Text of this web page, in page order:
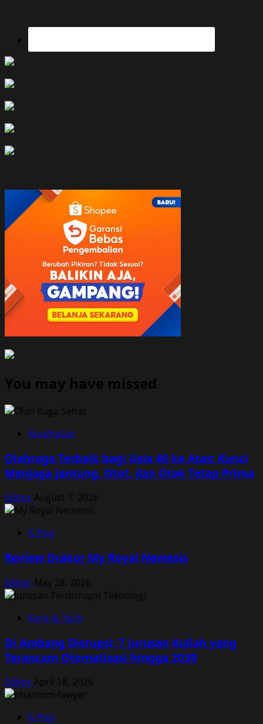
You may have missed
Kesehatan
Olahraga Terbaik bagi Usia 40 ke Atas: Kunci
Menjaga Jantung, Otot, dan Otak Tetap Prima
Editor August 7, 2026
K-Pop
Review Drakor My Royal Nemesis
Editor May 28, 2026
Karir & Tech
Di Ambang Disrupsi: 7 Jurusan Kuliah yang
Terancam Otomatisasi hingga 2030
Editor April 18, 2026
K-Pop